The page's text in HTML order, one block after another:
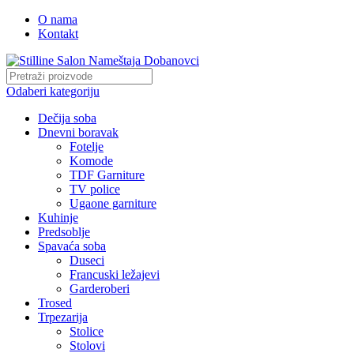
O nama
Kontakt
Odaberi kategoriju
Dečija soba
Dnevni boravak
Fotelje
Komode
TDF Garniture
TV police
Ugaone garniture
Kuhinje
Predsoblje
Spavaća soba
Duseci
Francuski ležajevi
Garderoberi
Trosed
Trpezarija
Stolice
Stolovi